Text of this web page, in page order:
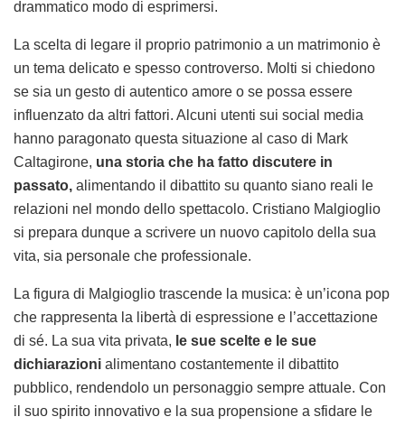
drammatico modo di esprimersi.
La scelta di legare il proprio patrimonio a un matrimonio è
un tema delicato e spesso controverso. Molti si chiedono
se sia un gesto di autentico amore o se possa essere
influenzato da altri fattori. Alcuni utenti sui social media
hanno paragonato questa situazione al caso di Mark
Caltagirone, una storia che ha fatto discutere in
passato, alimentando il dibattito su quanto siano reali le
relazioni nel mondo dello spettacolo. Cristiano Malgioglio
si prepara dunque a scrivere un nuovo capitolo della sua
vita, sia personale che professionale.
La figura di Malgioglio trascende la musica: è un’icona pop
che rappresenta la libertà di espressione e l’accettazione
di sé. La sua vita privata, le sue scelte e le sue
dichiarazioni alimentano costantemente il dibattito
pubblico, rendendolo un personaggio sempre attuale. Con
il suo spirito innovativo e la sua propensione a sfidare le